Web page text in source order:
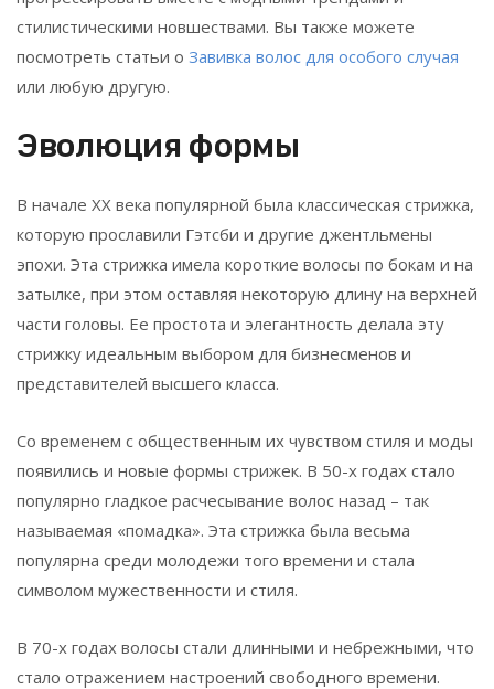
стилистическими новшествами. Вы также можете
посмотреть статьи о Завивка волос для особого случая
или любую другую.
Эволюция формы
В начале XX века популярной была классическая стрижка,
которую прославили Гэтсби и другие джентльмены
эпохи. Эта стрижка имела короткие волосы по бокам и на
затылке, при этом оставляя некоторую длину на верхней
части головы. Ее простота и элегантность делала эту
стрижку идеальным выбором для бизнесменов и
представителей высшего класса.
Со временем с общественным их чувством стиля и моды
появились и новые формы стрижек. В 50-х годах стало
популярно гладкое расчесывание волос назад – так
называемая «помадка». Эта стрижка была весьма
популярна среди молодежи того времени и стала
символом мужественности и стиля.
В 70-х годах волосы стали длинными и небрежными, что
стало отражением настроений свободного времени.